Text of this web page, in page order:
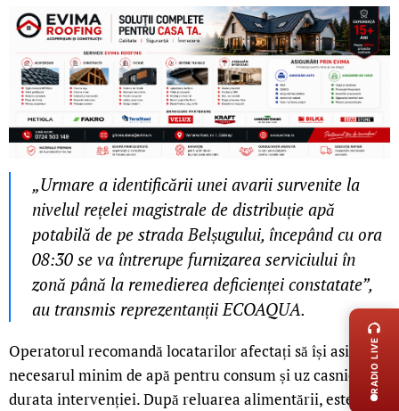
„Urmare a identificării unei avarii survenite la
nivelul rețelei magistrale de distribuție apă
potabilă de pe strada Belșugului, începând cu ora
08:30 se va întrerupe furnizarea serviciului în
zonă până la remedierea deficienței constatate”,
au transmis reprezentanții ECOAQUA.
Operatorul recomandă locatarilor afectați să își asigure
necesarul minim de apă pentru consum și uz casnic pe
durata intervenției. După reluarea alimentării, este
LIVE
RADIO LIVE